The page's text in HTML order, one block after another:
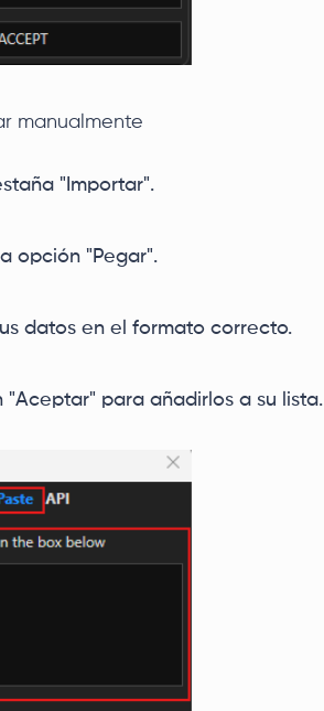
manualmente
"Importar".
opción "Pegar".
datos en el formato correcto.
"Aceptar" para añadirlos a su lista.